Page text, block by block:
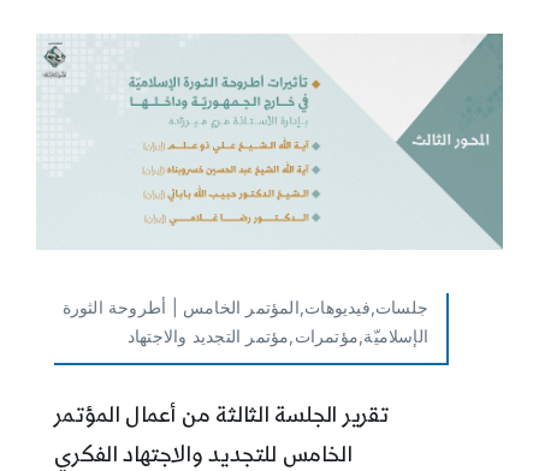
جلسات,فيديوهات,المؤتمر الخامس | أطروحة الثورة
الإسلاميّة,مؤتمرات,مؤتمر التجديد والاجتهاد
تقرير الجلسة الثالثة من أعمال المؤتمر
الخامس للتجديد والاجتهاد الفكري